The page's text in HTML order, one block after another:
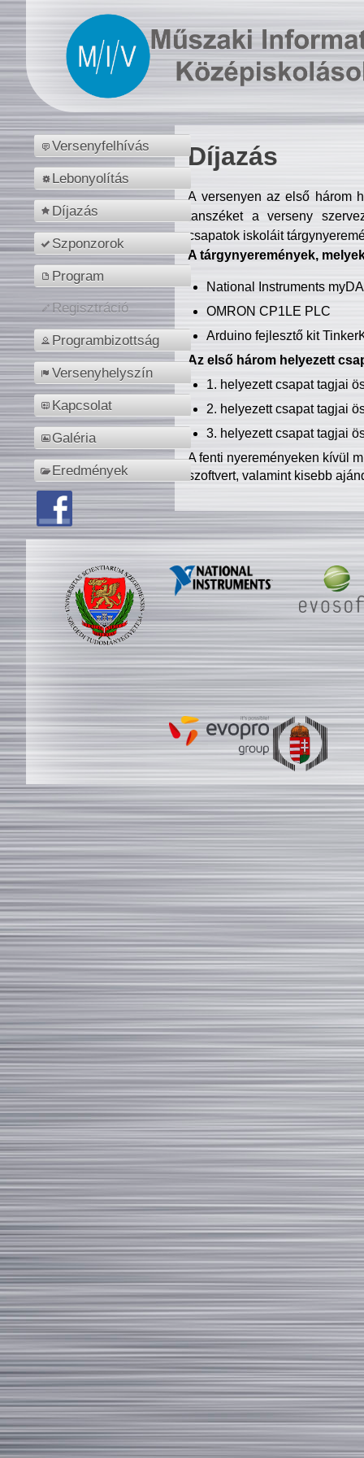
Versenyfelhívás
Lebonyolítás
Díjazás
Szponzorok
Program
Regisztráció
Programbizottság
Versenyhelyszín
Kapcsolat
Galéria
Eredmények
Díjazás
A versenyen az első három
tanszéket a verseny
csapatok iskoláit
A tárgynyeremények,
National Instruments
OMRON CP1LE PLC
Arduino fejlesztő kit
Az első három helyezett
1. helyezett csapat tagjai
2. helyezett csapat tagjai
3. helyezett csapat tagjai
A fenti nyereményeken kívül
szoftvert, valamint kisebb